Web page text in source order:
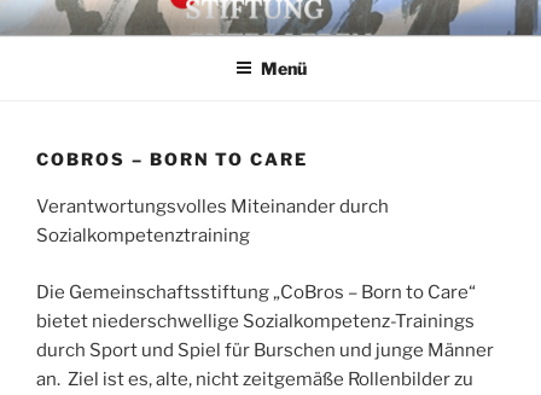
Zum
InhaltSTIFTUNG GUTES LEBEN
Menü
COBROS – BORN TO CARE
Verantwortungsvolles Miteinander durch
Sozialkompetenztraining
Die Gemeinschaftsstiftung „CoBros – Born to Care“
bietet niederschwellige Sozialkompetenz-Trainings
durch Sport und Spiel für Burschen und junge Männer
an. ​ Ziel ist es, alte, nicht zeitgemäße Rollenbilder zu